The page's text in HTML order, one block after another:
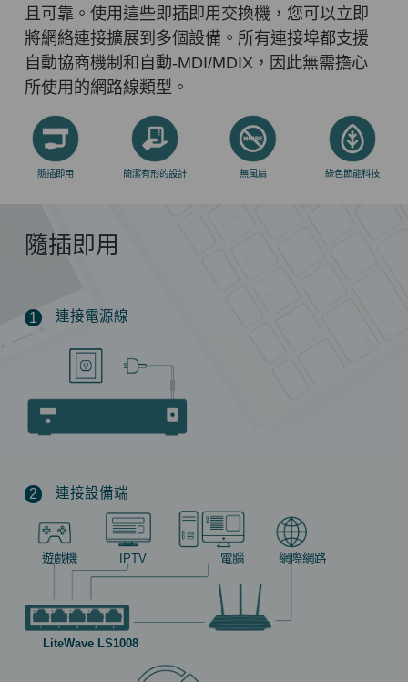
且可靠。使用這些即插即用交換機，您可以立即
將網絡連接擴展到多個設備。所有連接埠都支援
自動協商機制和自動-MDI/MDIX，因此無需擔心
所使用的網路線類型。
隨插即用 簡潔有形的設計 無風扇 綠色節能科技
隨插即用
1 連接電源線
2 連接設備端
遊戲機 IPTV 電腦 網際網路
LiteWave LS1008